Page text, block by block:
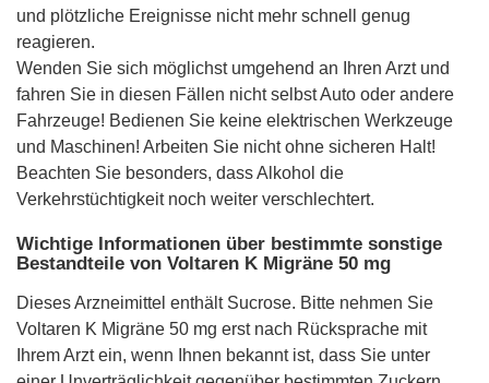
und plötzliche Ereignisse nicht mehr schnell genug
reagieren.
Wenden Sie sich möglichst umgehend an Ihren Arzt und
fahren Sie in diesen Fällen nicht selbst Auto oder andere
Fahrzeuge! Bedienen Sie keine elektrischen Werkzeuge
und Maschinen! Arbeiten Sie nicht ohne sicheren Halt!
Beachten Sie besonders, dass Alkohol die
Verkehrstüchtigkeit noch weiter verschlechtert.
Wichtige Informationen über bestimmte sonstige
Bestandteile von Voltaren K Migräne 50 mg
Dieses Arzneimittel enthält Sucrose. Bitte nehmen Sie
Voltaren K Migräne 50 mg erst nach Rücksprache mit
Ihrem Arzt ein, wenn Ihnen bekannt ist, dass Sie unter